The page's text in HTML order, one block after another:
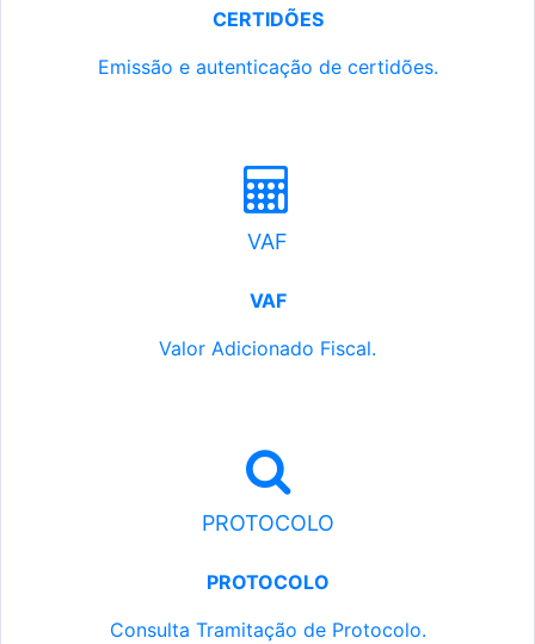
CERTIDÕES
Emissão e autenticação de certidões.
VAF
VAF
Valor Adicionado Fiscal.
PROTOCOLO
PROTOCOLO
Consulta Tramitação de Protocolo.